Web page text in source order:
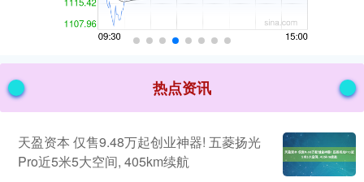
热点资讯
天盈资本 仅售9.48万起创业神器! 五菱扬光
Pro近5米5大空间, 405km续航